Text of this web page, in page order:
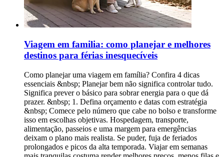
Viagem em familia: como planejar e melhores
destinos para férias inesquecíveis
Como planejar uma viagem em família? Confira 4 dicas
essenciais &nbsp; Planejar bem não significa controlar tudo.
Significa prever o básico para sobrar energia para o que dá
prazer. &nbsp; 1. Defina orçamento e datas com estratégia
&nbsp; Comece pelo número que cabe no bolso e transforme
isso em escolhas objetivas. Hospedagem, transporte,
alimentação, passeios e uma margem para emergências
deixam o plano mais realista. Se puder, fuja de feriados
prolongados e picos da alta temporada. Viajar em semanas